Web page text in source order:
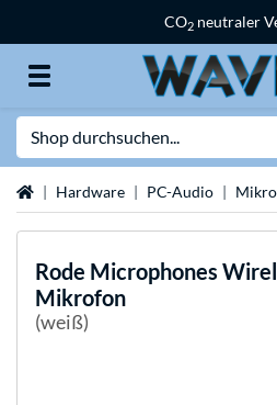
CO2 neutraler
StartseiteHardware PC-Audio
Rode Microphones
Mikrofon
(weiß)